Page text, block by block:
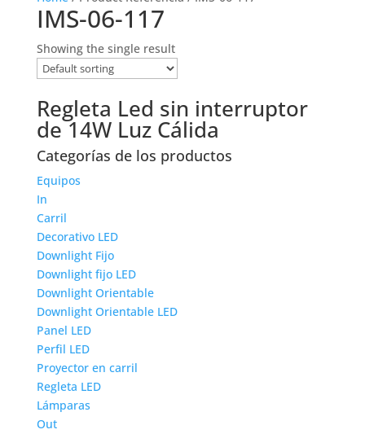
IMS-06-117
Showing the single result
Regleta Led sin interruptor
de 14W Luz Cálida
Categorías de los productos
Equipos
In
Carril
Decorativo LED
Downlight Fijo
Downlight fijo LED
Downlight Orientable
Downlight Orientable LED
Panel LED
Perfil LED
Proyector en carril
Regleta LED
Lámparas
Out